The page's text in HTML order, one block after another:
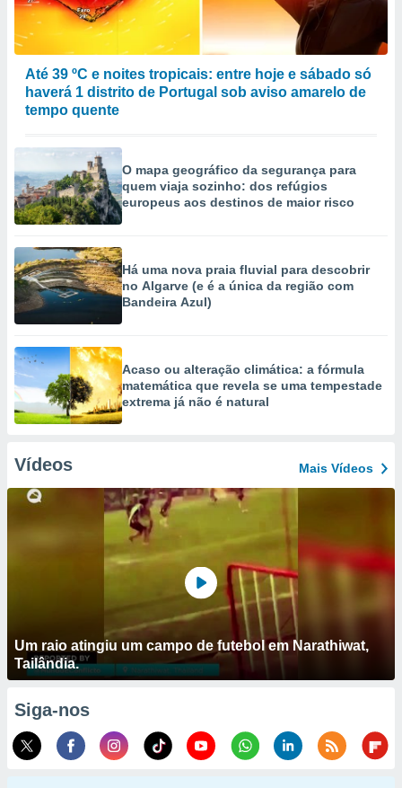
Até 39 ºC e noites tropicais: entre hoje e sábado só
haverá 1 distrito de Portugal sob aviso amarelo de
tempo quente
O mapa geográfico da segurança para
quem viaja sozinho: dos refúgios
europeus aos destinos de maior risco
Há uma nova praia fluvial para descobrir
no Algarve (e é a única da região com
Bandeira Azul)
Acaso ou alteração climática: a fórmula
matemática que revela se uma tempestade
extrema já não é natural
Vídeos Mais Vídeos
Um raio atingiu um campo de futebol em Narathiwat,
Tailândia.
Siga-nos